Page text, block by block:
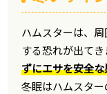
ハムスターは、
する恐れが出て
ずにエサを安全
冬眠はハムスタ